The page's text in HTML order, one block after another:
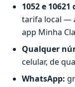
1052 e
tarifa local —
app Minha
Qualquer
celular, de
WhatsApp: